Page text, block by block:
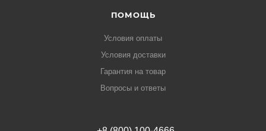
ПОМОЩЬ
Условия оплаты
Условия доставки
Гарантия на товар
Вопросы и ответы